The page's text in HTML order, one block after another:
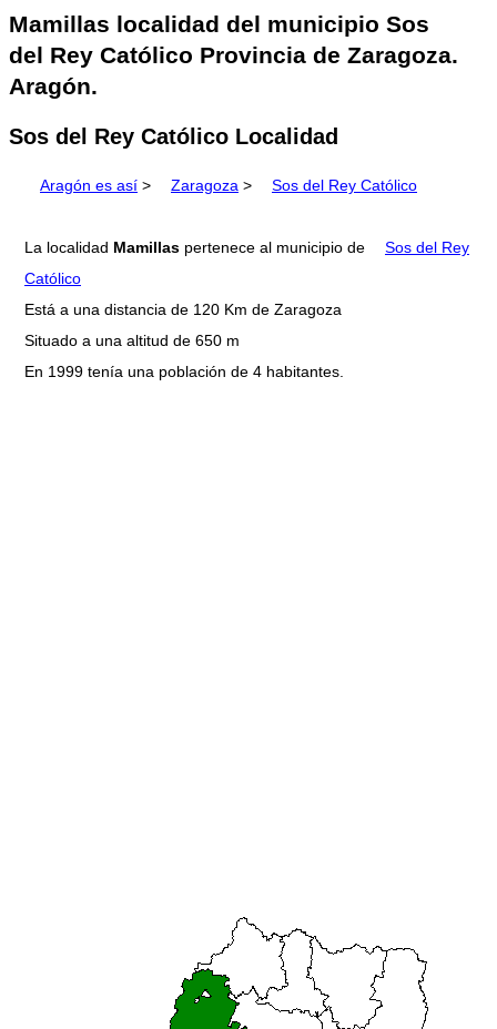
Mamillas localidad del municipio Sos
del Rey Católico Provincia de Zaragoza.
Aragón.
Sos del Rey Católico Localidad
Aragón es así > Zaragoza > Sos del Rey Católico
La localidad Mamillas pertenece al municipio de
Sos del Rey
Católico
Está a una distancia de 120 Km de Zaragoza
Situado a una altitud de 650 m
En 1999 tenía una población de 4 habitantes.